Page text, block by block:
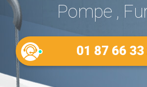
Pompe ,
01 87 66 33